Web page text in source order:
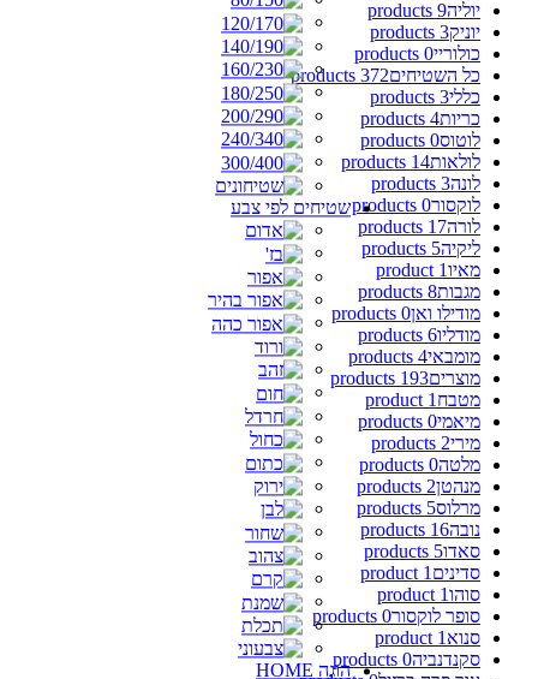
שטיחים לפי צבע
הוגה HOME
יוליה9 products
יוניק3 products
כולוריי0 products
כל השטיחים372 products
כללי3 products
כריות4 products
לוטוס0 products
לולאות14 products
לונה3 products
לוקסור0 products
לורה17 products
ליקיה5 products
מאיו1 product
מגבות8 products
מודילו ואן0 products
מודליו6 products
מומבאי4 products
מוצרים193 products
מטבח 1 product
מיאמי0 products
מירי2 products
מלטה0 products
מנהטן2 products
מרלוס5 products
נובה16 products
סאדו5 products
סדינים 1 product
סוהו1 product
סופר לוקסור0 products
סנוא 1 product
סקנדנביה0 products